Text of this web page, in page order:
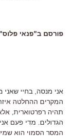
פורסם ב"פנאי פלוס",
אני מנסה, בחיי
המקרים ההחלטה
תהיה רפרטוארית,
הגדולים. מדי פעם
המסר הסמוי הוא